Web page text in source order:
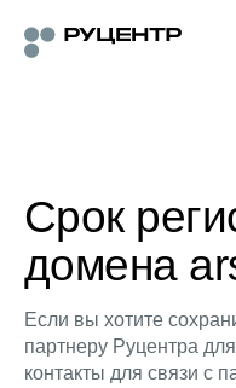
Срок
домена
Если вы хотите
партнеру Руцентра
контакты для связи с